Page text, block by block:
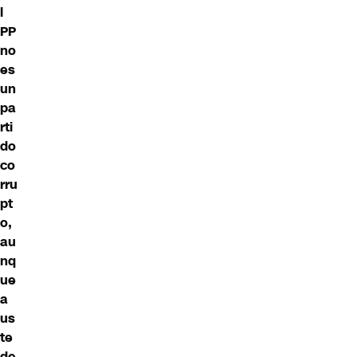
l
PP
no
es
un
pa
rti
do
co
rru
pt
o,
au
nq
ue
a
us
te